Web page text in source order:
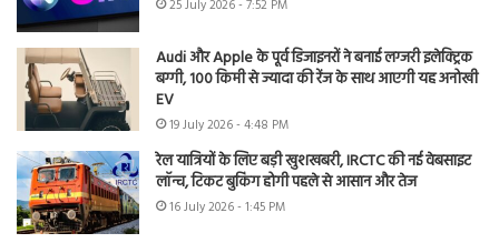
25 July 2026 - 7:52 PM
Audi और Apple के पूर्व डिजाइनरों ने बनाई लग्जरी इलेक्ट्रिक
बग्गी, 100 किमी से ज्यादा की रेंज के साथ आएगी यह अनोखी
EV
19 July 2026 - 4:48 PM
रेल यात्रियों के लिए बड़ी खुशखबरी, IRCTC की नई वेबसाइट
लॉन्च, टिकट बुकिंग होगी पहले से आसान और तेज
16 July 2026 - 1:45 PM